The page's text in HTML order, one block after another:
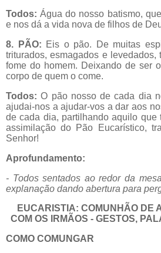
Todos:Água do nosso batismo,
e nos dá a vida nova de filhos de
8. PÃO: Eis o pão. De muitas
triturados, esmagados e levedados,
fome do homem. Deixando de ser
corpo de quem o come.
Todos:O pão nosso de cada dia
ajudai-nos a ajudar-vos a dar aos
de cada dia, partilhando aquilo que
assimilação do Pão Eucarístico,
Senhor!
Aprofundamento:
- Todos sentados ao redor da
explanação dando abertura para
EUCARISTIA: COMUNHÃO DE
COM OS IRMÃOS - GESTOS,
COMO COMUNGAR